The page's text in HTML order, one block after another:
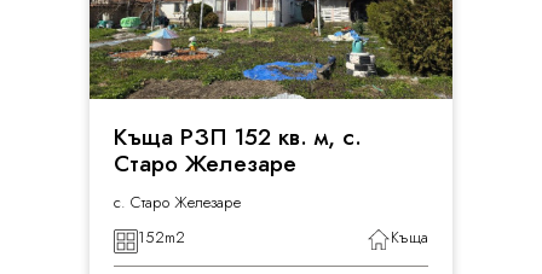
Къща РЗП 152 кв. м, с.
Старо Железаре
с. Старо Железаре
152m2 Къща